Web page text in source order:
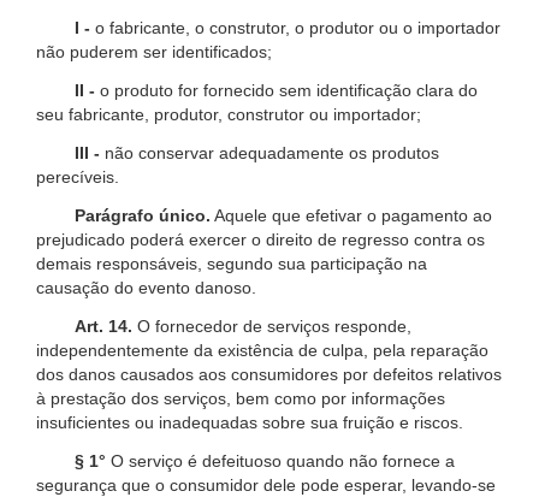
I - o fabricante, o construtor, o produtor ou o importador
não puderem ser identificados;
II - o produto for fornecido sem identificação clara do
seu fabricante, produtor, construtor ou importador;
III - não conservar adequadamente os produtos
perecíveis.
Parágrafo único. Aquele que efetivar o pagamento ao
prejudicado poderá exercer o direito de regresso contra os
demais responsáveis, segundo sua participação na
causação do evento danoso.
Art. 14. O fornecedor de serviços responde,
independentemente da existência de culpa, pela reparação
dos danos causados aos consumidores por defeitos relativos
à prestação dos serviços, bem como por informações
insuficientes ou inadequadas sobre sua fruição e riscos.
§ 1° O serviço é defeituoso quando não fornece a
segurança que o consumidor dele pode esperar, levando-se